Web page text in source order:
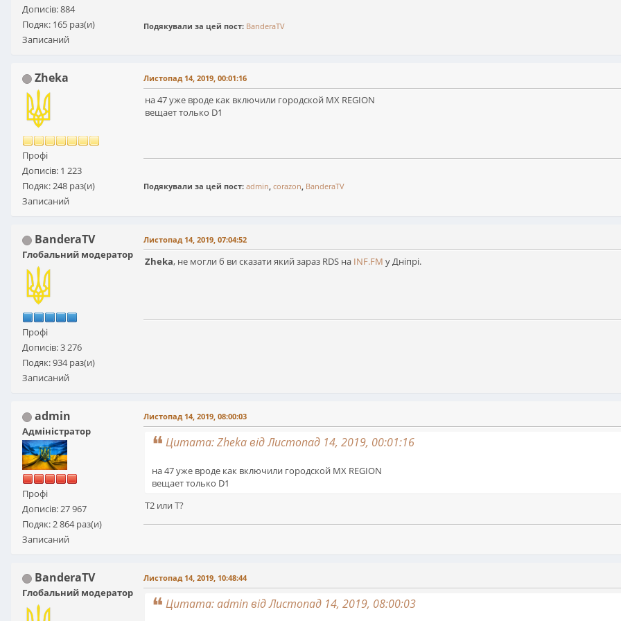
Дописів: 884
Подяк: 165 раз(и)
Записаний
Подякували за цей пост: BanderaTV
Zheka
Профі
Дописів: 1 223
Подяк: 248 раз(и)
Записаний
Листопад 14, 2019, 00:01:16
на 47 уже вроде как включили городской МХ REGION
вещает только D1
Подякували за цей пост: admin, corazon, BanderaTV
BanderaTV
Глобальний модератор
Профі
Дописів: 3 276
Подяк: 934 раз(и)
Записаний
Листопад 14, 2019, 07:04:52
Zheka, не могли б ви сказати який зараз RDS на INF.FM у Дніпрі.
admin
Адміністратор
Профі
Дописів: 27 967
Подяк: 2 864 раз(и)
Записаний
Листопад 14, 2019, 08:00:03
Цитата: Zheka від Листопад 14, 2019, 00:01:16
на 47 уже вроде как включили городской МХ REGION
вещает только D1
Т2 или Т?
BanderaTV
Глобальний модератор
Листопад 14, 2019, 10:48:44
Цитата: admin від Листопад 14, 2019, 08:00:03